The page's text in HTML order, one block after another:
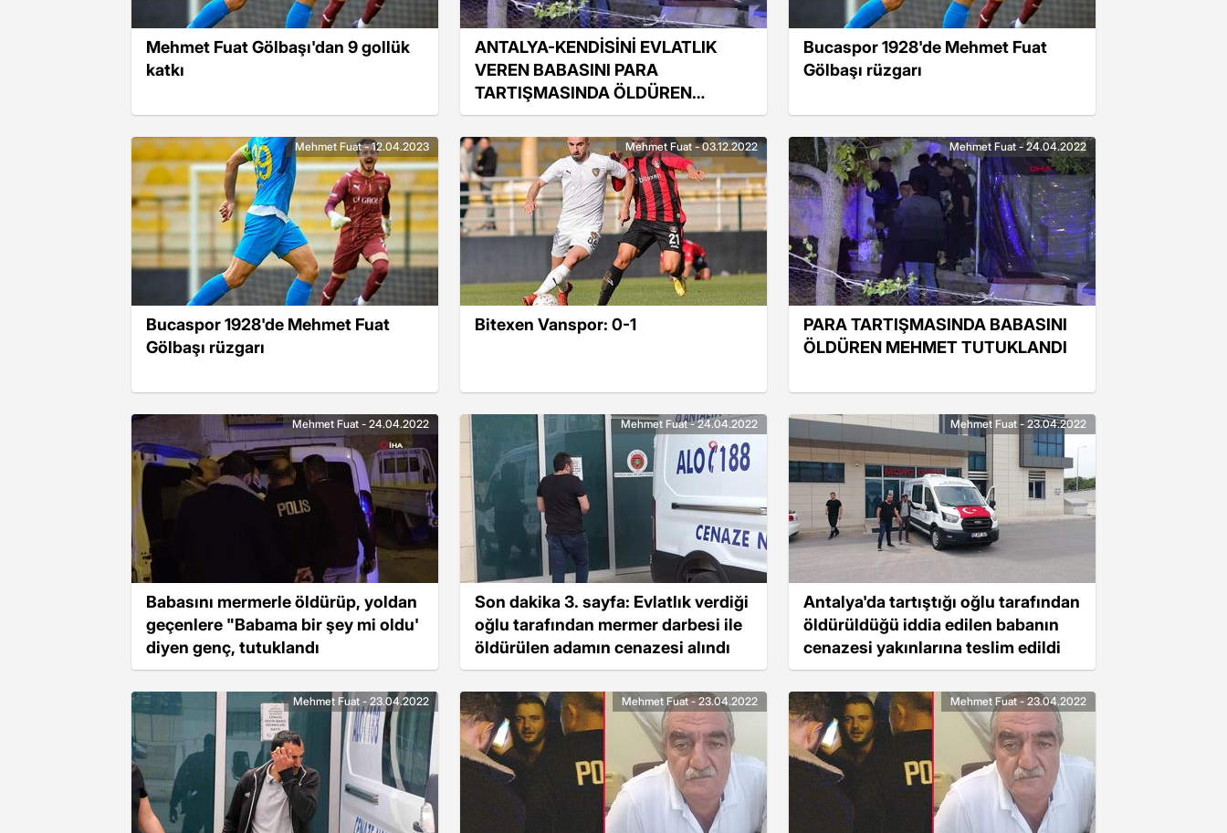
Mehmet Fuat Gölbaşı'dan 9 gollük
katkı
ANTALYA-KENDİSİNİ EVLATLIK
VEREN BABASINI PARA
TARTIŞMASINDA ÖLDÜREN
SANIĞA 20 YIL HAPİS
Bucaspor 1928'de Mehmet Fuat
Gölbaşı rüzgarı
Bucaspor 1928'de Mehmet Fuat
Gölbaşı rüzgarı
Mehmet Fuat - 12.04.2023
Bitexen Vanspor: 0-1
Mehmet Fuat - 03.12.2022
PARA TARTIŞMASINDA BABASINI
ÖLDÜREN MEHMET TUTUKLANDI
Mehmet Fuat - 24.04.2022
Babasını mermerle öldürüp, yoldan
geçenlere "Babama bir şey mi oldu'
diyen genç, tutuklandı
Mehmet Fuat - 24.04.2022
Son dakika 3. sayfa: Evlatlık verdiği
oğlu tarafından mermer darbesi ile
öldürülen adamın cenazesi alındı
Mehmet Fuat - 24.04.2022
Antalya'da tartıştığı oğlu tarafından
öldürüldüğü iddia edilen babanın
cenazesi yakınlarına teslim edildi
Mehmet Fuat - 23.04.2022
Mehmet Fuat - 23.04.2022 Mehmet Fuat - 23.04.2022 Mehmet Fuat - 23.04.2022